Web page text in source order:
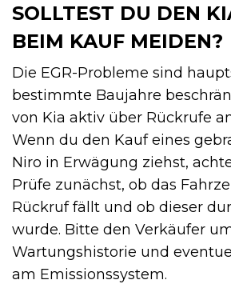
SOLLTEST DU DEN
BEIM KAUF MEIDEN?
Die EGR-Probleme sind
bestimmte Baujahre
von Kia aktiv über Rückrufe
Wenn du den Kauf eines
Niro in Erwägung ziehst,
Prüfe zunächst, ob das
Rückruf fällt und ob dieser
wurde. Bitte den Verkäufer
Wartungshistorie und
am Emissionssystem.